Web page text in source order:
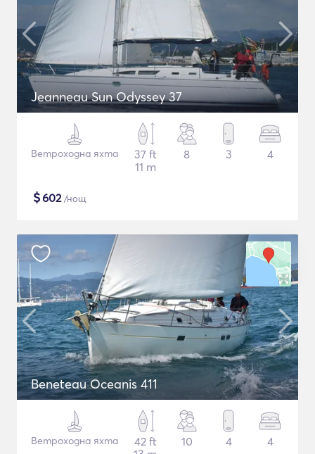
Jeanneau Sun Odyssey 37
Ветроходна яхта
37 ft
11 m
8 3 4
$602/нощ
Beneteau Oceanis 411
Ветроходна яхта
42 ft
10 4 4